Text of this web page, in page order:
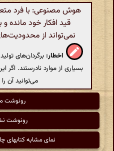
هوش مصنوعی: با فرد
قید افکار خود مانده
نمی‌تواند از
اخطار: برگردان‌های
بسیاری از موارد نادرستند.
می‌توانید آن را
رونوشت
رونوشت
نمای مشابه کتابهای